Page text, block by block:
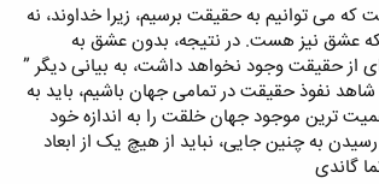
می توانیم به حقیقت برسیم، زیرا خداوند، نه
عشق نیز هست. در نتیجه، بدون عشق به
از حقیقت وجود نخواهد داشت، به بیانی دیگر ”
نفوذ حقیقت در تمامی جهان باشیم، باید به
ترین موجود جهان خلقت را به اندازه خود
به چنین جایی، نباید از هیچ یک از ابعاد
گاندی